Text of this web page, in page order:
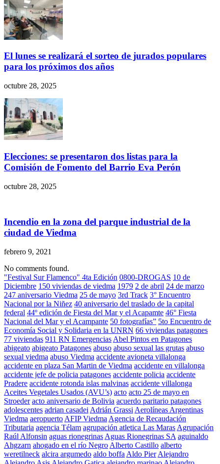
El lunes se realizará el sorteo de jurados populares
para los próximos dos años
octubre 28, 2025
Elecciones: se presentaron dos listas para la
Comisión de Fomento del Barrio Eva Perón
octubre 28, 2025
Incendio en la zona del parque industrial de la
ciudad de Viedma
febrero 9, 2021
No comments found.
"Festival Sur Flamenco" 4ta Edición 0800-DROGAS 10 de
Diciembre 150 viviendas de viedma 1979 2 de abril 24 de marzo
247 aniversario Viedma 25 de mayo 3rd Track 3° Encuentro
Nacional por la Niñez 40 aniversario del traslado de la capital
federal 44º edición de Fiesta del Mar y el Acapamte 46° Fiesta
Nacional del Mar y el Acampante 50 fotografías” 5to Encuentro de
Economía Social y Solidaria en la UNRN 66 viviendas patagones
77 viviendas 911 RN Emergencias Abel Pintos en Patagones
abigeato abigeato Patagones abuso abuso sexual las grutas abuso
sexual viedma abuso Viedma accidente avioneta villalonga
accidente en plaza San Martin de Viedma accidente en villalonga
accidente jefe de policia patagones accidente policia accidente
Pradere accidente rotonda islas malvinas accidente villalonga
Aceites Vegetales Usados (AVU’s) acto acto 25 de mayo en
Stroeder acto aniversario de Bolivia acuerdo paritario patagones
adolescentes adrian casadei Adrián Grassi Aerolíneas Argentinas
Viedma aeropuerto AFIP Viedma Agencia de Recaudación
Tributaria agencia Télam agrupación atletica Las Maras Agrupación
Raúl Alfonsin aguas rionegrinas Aguas Rionegrinas SA aguinaldo
Ahgzarn ahogado en el río Negro Alberto Castillo alberto
weretilneck alcira argumedo aldo boffa Aldo Pier Alejandro